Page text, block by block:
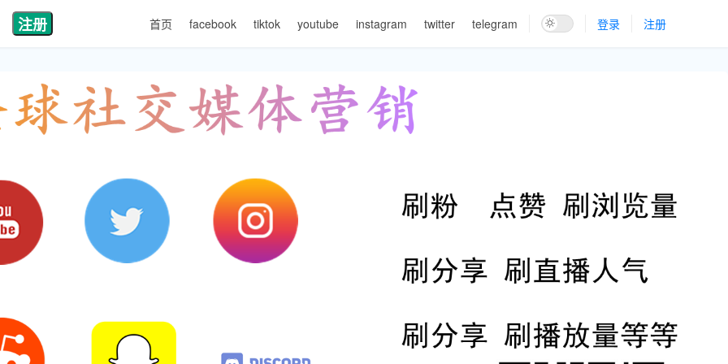
注册 首页 facebook tiktok youtube instagram twitter telegram 登录 注册